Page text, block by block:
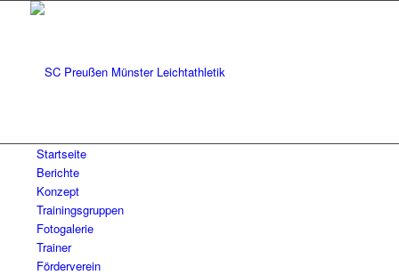
Startseite
Berichte
Konzept
Trainingsgruppen
Fotogalerie
Trainer
Förderverein